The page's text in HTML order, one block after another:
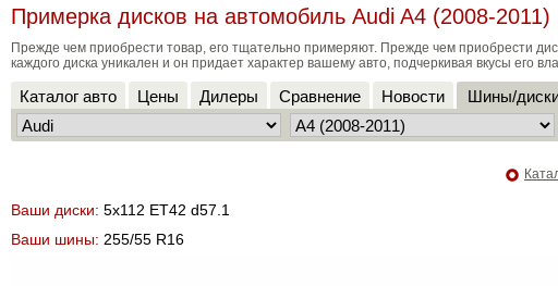
Примерка дисков на автомобиль Audi A4 (2008-
Прежде чем приобрести товар, его тщательно примеряют. Прежде чем приобрести
каждого диска уникален и он придает характер вашему авто, подчеркивая вкусы его
Каталог авто Цены Дилеры Сравнение Новости Шины/
Ваши диски: 5x112 ET42 d57.1
Ваши шины: 255/55 R16